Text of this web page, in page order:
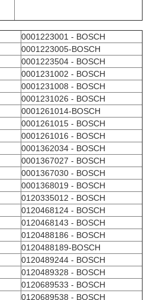
0001223001 - BOSCH
0001223005-BOSCH
0001223504 - BOSCH
0001231002 - BOSCH
0001231008 - BOSCH
0001231026 - BOSCH
0001261014-BOSCH
0001261015 - BOSCH
0001261016 - BOSCH
0001362034 - BOSCH
0001367027 - BOSCH
0001367030 - BOSCH
0001368019 - BOSCH
0120335012 - BOSCH
0120468124 - BOSCH
0120468143 - BOSCH
0120488186 - BOSCH
0120488189-BOSCH
0120489244 - BOSCH
0120489328 - BOSCH
0120689533 - BOSCH
0120689538 - BOSCH